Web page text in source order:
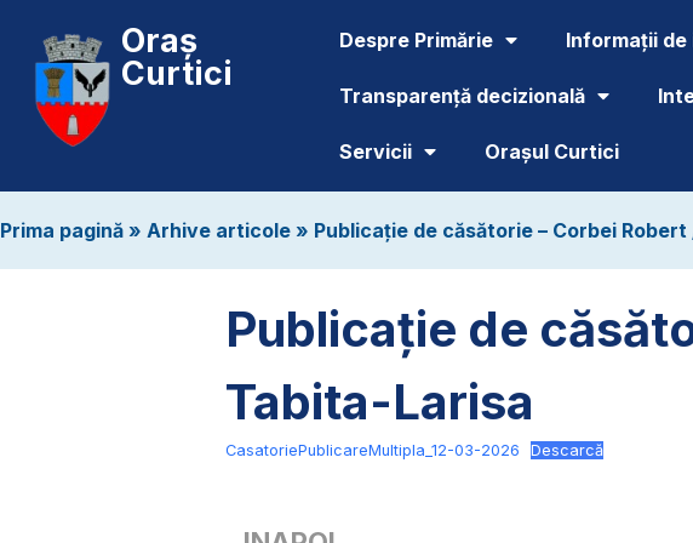
Oraș
Curtici
Despre Primărie Informații
Transparență decizională
Servicii Orașul Curtici
Prima pagină » Arhive articole » Publicație de căsătorie – Corbei
Publicație de
Tabita-Larisa
CasatoriePublicareMultipla_12-03-2026 Descarcă